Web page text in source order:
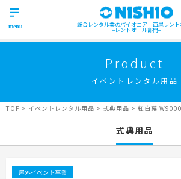
総合レンタル業のパイオニア 西尾レント
レントオール部門
Product
Business
実績
商品 ニュース/
Product
イベントレンタル用品
TOP > イベントレンタル用品 > 式典用品 > 紅白幕 W9000
式典用品
屋外イベント事業